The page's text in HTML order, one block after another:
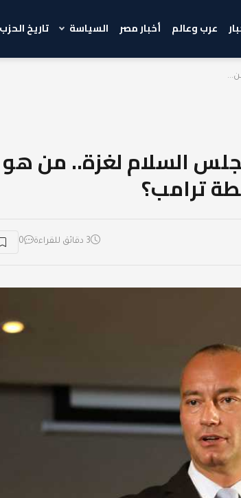
عرب وعالم أخبار مصر السياسة تاريخ الحزب
السلام لغزة.. من هو
ترامب؟
3 دقائق للقراءة 0